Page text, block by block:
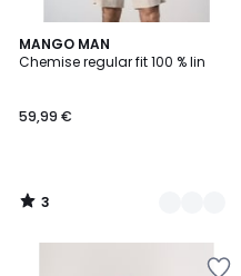
MANGO MAN
Chemise regular fit 100 % lin
59,99 €
3
/
4
Couleurs
3
/